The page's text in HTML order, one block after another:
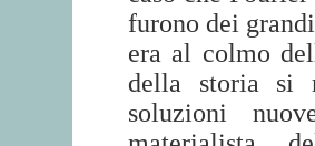
furono dei
era al colmo
della storia si
soluzioni